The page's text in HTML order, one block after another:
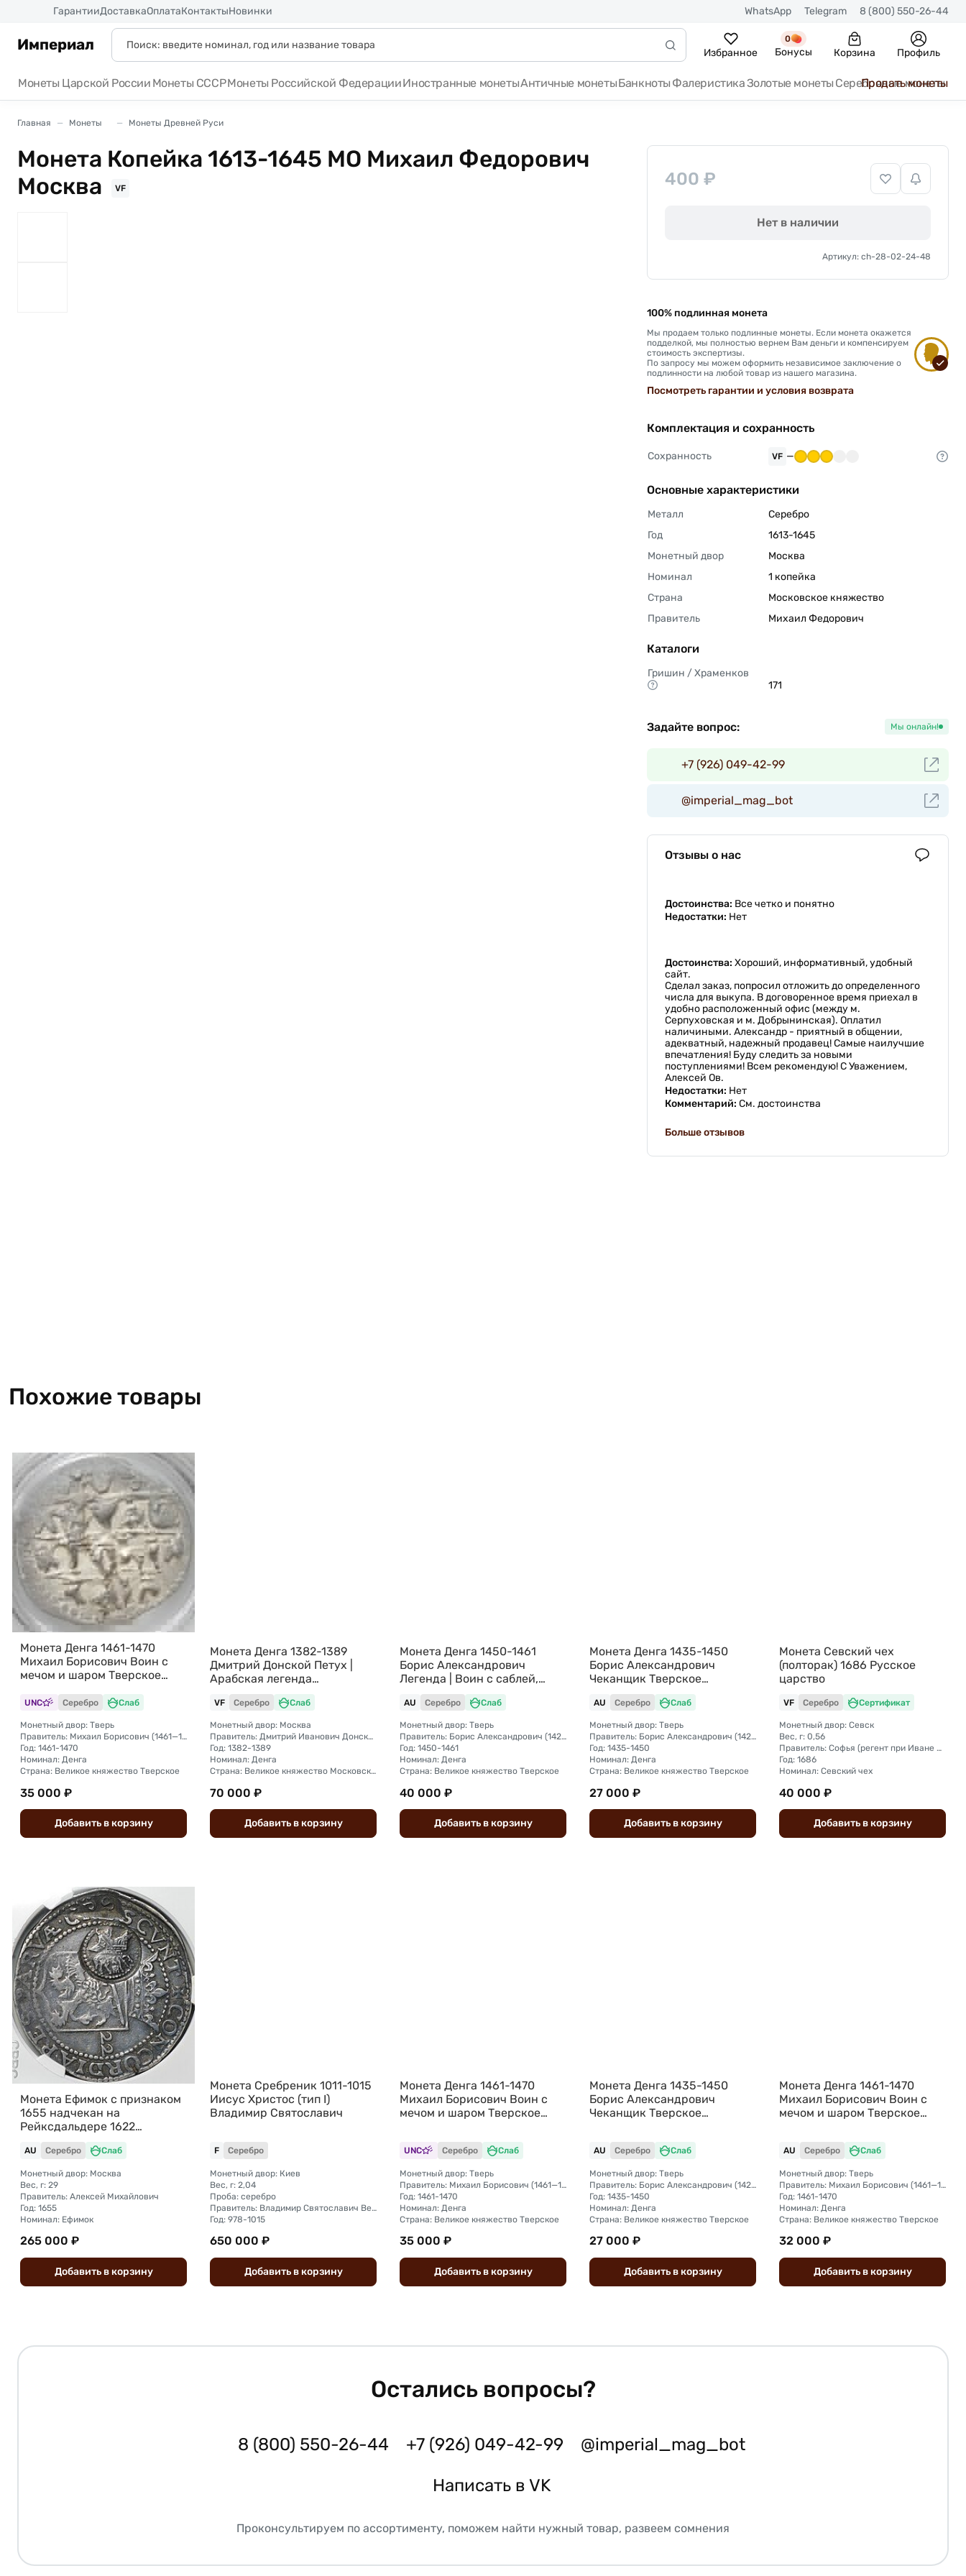
ГарантииДоставкаОплатаКонтактыНовинки WhatsApp Telegram 8 (800) 550-26-44
Империал Избранное
0
Бонусы Корзина Профиль
Монеты Царской России Монеты СССРМонеты Российской ФедерацииИностранные монетыАнтичные монетыБанкноты ФалеристикаЗолотые монеты Серебряные монеты
Продать монеты
Главная Монеты Монеты Древней Руси
Монета Копейка 1613-1645 МО Михаил Федорович
Москва
VF 400 ₽
Нет в наличии
Артикул: ch-28-02-24-48
100% подлинная монета
Мы продаем только подлинные монеты. Если монета окажется
подделкой, мы полностью вернем Вам деньги и компенсируем
стоимость экспертизы.
По запросу мы можем оформить независимое заключение о
подлинности на любой товар из нашего магазина.
Посмотреть гарантии и условия возврата
Комплектация и сохранность
Сохранность VF —
Основные характеристики
Металл
Серебро
Год
1613-1645
Монетный двор
Москва
Номинал
1 копейка
Страна
Московское княжество
Правитель
Михаил Федорович
Каталоги
Гришин / Храменков
171
Задайте вопрос: Мы онлайн!
+7 (926) 049-42-99
@imperial_mag_bot
Отзывы о нас
Достоинства: Все четко и понятно
Недостатки: Нет
Достоинства: Хороший, информативный, удобный
сайт.
Сделал заказ, попросил отложить до определенного
числа для выкупа. В договоренное время приехал в
удобно расположенный офис (между м.
Серпуховская и м. Добрынинская). Оплатил
наличиными. Александр - приятный в общении,
адекватный, надежный продавец! Самые наилучшие
впечатления! Буду следить за новыми
поступлениями! Всем рекомендую! С Уважением,
Алексей Ов.
Недостатки: Нет
Комментарий: См. достоинства
Больше отзывов
Похожие товары
Монета Денга 1461-1470
Михаил Борисович Воин с
мечом и шаром Тверское
UNC Серебро Слаб
Монетный двор: Тверь
Правитель: Михаил Борисович (1461—1485)
Год: 1461-1470
Номинал: Денга
Страна: Великое княжество Тверское
35 000 ₽
Добавить вкорзину
Монета Денга 1382-1389
Дмитрий Донской Петух |
Арабская легенда
Московское княжество слаб
ННР VF
VF Серебро Слаб
Монетный двор: Москва
Правитель: Дмитрий Иванович Донской (1359—1389)
Год: 1382-1389
Номинал: Денга
Страна: Великое княжество Московское
70 000 ₽
Добавить вкорзину
Монета Денга 1450-1461
Борис Александрович
Легенда | Воин с саблей,
рука в бок Тверское
княжество слаб ННР AU 58
AU Серебро Слаб
Монетный двор: Тверь
Правитель: Борис Александрович (1426 — 1461)
Год: 1450-1461
Номинал: Денга
Страна: Великое княжество Тверское
40 000 ₽
Добавить вкорзину
Монета Денга 1435-1450
Борис Александрович
Чеканщик Тверское
княжество слаб ННР AU 58
AU Серебро Слаб
Монетный двор: Тверь
Правитель: Борис Александрович (1426 - 1461)
Год: 1435-1450
Номинал: Денга
Страна: Великое княжество Тверское
27 000 ₽
Добавить вкорзину
Монета Севский чех
(полторак) 1686 Русское
царство
VF Серебро Сертификат
Монетный двор: Севск
Вес, г: 0,56
Правитель: Софья (регент при Иване и Петре Алексеевичах)
Год: 1686
Номинал: Севский чех
40 000 ₽
Добавить вкорзину
Монета Ефимок с признаком
1655 надчекан на
Рейксдальдере 1622
Фрисландии Алексей
Михайлович
AU Серебро Слаб
Монетный двор: Москва
Вес, г: 29
Правитель: Алексей Михайлович
Год: 1655
Номинал: Ефимок
265 000 ₽
Добавить вкорзину
Монета Сребреник 1011-1015
Иисус Христос (тип I)
Владимир Святославич
F Серебро
Монетный двор: Киев
Вес, г: 2,04
Проба: серебро
Правитель: Владимир Святославич Великий (978 — 1015)
Год: 978-1015
650 000 ₽
Добавить вкорзину
Монета Денга 1461-1470
Михаил Борисович Воин с
мечом и шаром Тверское
UNC Серебро Слаб
Монетный двор: Тверь
Правитель: Михаил Борисович (1461—1485)
Год: 1461-1470
Номинал: Денга
Страна: Великое княжество Тверское
35 000 ₽
Добавить вкорзину
Монета Денга 1435-1450
Борис Александрович
Чеканщик Тверское
AU Серебро Слаб
Монетный двор: Тверь
Правитель: Борис Александрович (1426 - 1461)
Год: 1435-1450
Номинал: Денга
Страна: Великое княжество Тверское
27 000 ₽
Добавить вкорзину
Монета Денга 1461-1470
Михаил Борисович Воин с
мечом и шаром Тверское
AU Серебро Слаб
Монетный двор: Тверь
Правитель: Михаил Борисович (1461—1485)
Год: 1461-1470
Номинал: Денга
Страна: Великое княжество Тверское
32 000 ₽
Добавить вкорзину
Остались вопросы?
8 (800) 550-26-44 +7 (926) 049-42-99 @imperial_mag_bot
Написать в VK
Проконсультируем по ассортименту, поможем найти нужный товар, развеем сомнения